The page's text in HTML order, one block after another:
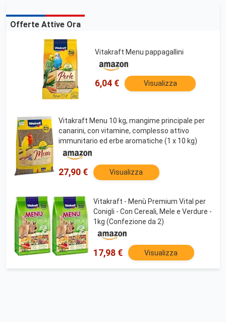
Offerte Attive Ora
Vitakraft Menu pappagallini
6,04 € Visualizza
Vitakraft Menu 10 kg, mangime principale per
canarini, con vitamine, complesso attivo
immunitario ed erbe aromatiche (1 x 10 kg)
27,90 € Visualizza
Vitakraft - Menù Premium Vital per
Conigli - Con Cereali, Mele e Verdure -
1kg (Confezione da 2)
17,98 € Visualizza